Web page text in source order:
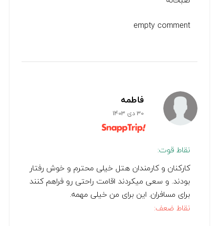
empty comment
فاطمه
30 دی 1403
نقاط قوت:
کارکنان و کارمندان هتل خیلی محترم و خوش رفتار
بودند. و سعی میکردند اقامت راحتی رو فراهم کنند
برای مسافران. این برای من خیلی مهمه.
نقاط ضعف: